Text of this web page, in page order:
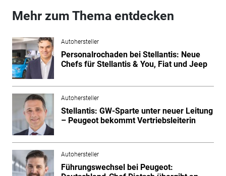
Mehr zum Thema entdecken
Autohersteller
Personalrochaden bei Stellantis: Neue
Chefs für Stellantis & You, Fiat und Jeep
Autohersteller
Stellantis: GW-Sparte unter neuer Leitung
– Peugeot bekommt Vertriebsleiterin
Autohersteller
Führungswechsel bei Peugeot: